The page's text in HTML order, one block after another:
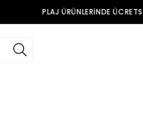
PLAJ ÜRÜNLERİNDE